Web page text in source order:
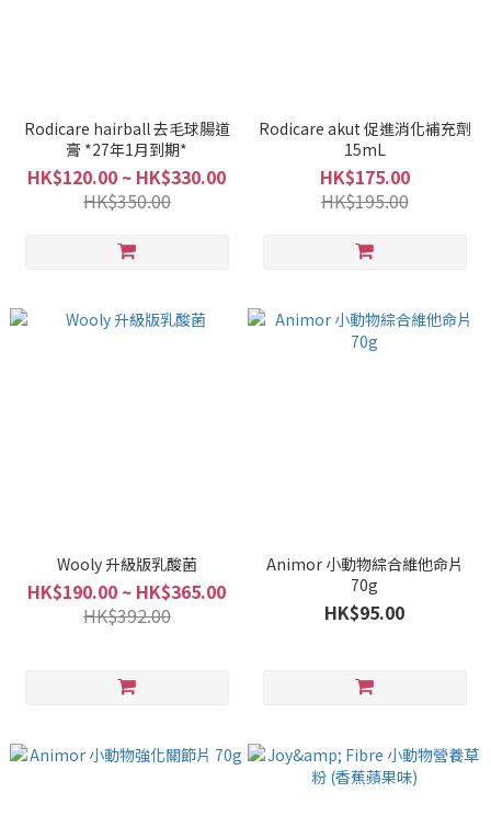
Rodicare hairball 去毛球腸道
膏 *27年1月到期*
HK$120.00 ~ HK$330.00
HK$350.00
Rodicare akut 促進消化補充劑
15mL
HK$175.00
HK$195.00
Wooly 升級版乳酸菌
HK$190.00 ~ HK$365.00
HK$392.00
Animor 小動物綜合維他命片
70g
HK$95.00